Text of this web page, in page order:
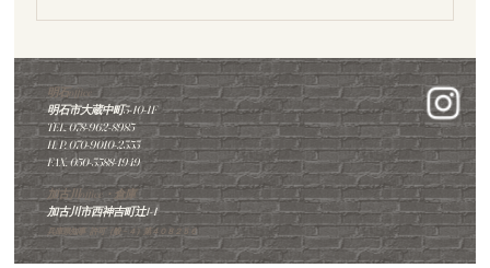
明石市｜築35年マンショントイレ｜タン
ポポで華やかに新しく、他では難しいと
された工事が完成しました。
明石office
明石市大蔵中町3-10-1F
TEL. 078-962-8985
​H. P. 070-9010-2353
FAX. 050-3588-1949
加古川office・倉庫
加古川市西神吉町辻1-1
兵庫県知事 許可（般－４）第４０８２５６